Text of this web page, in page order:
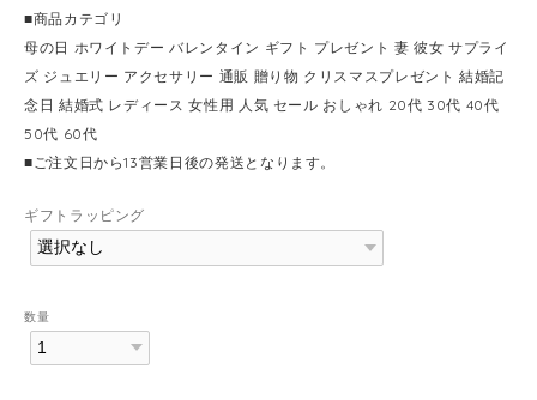
■商品カテゴリ
母の日 ホワイトデー バレンタイン ギフト プレゼント 妻 彼女 サプライ
ズ ジュエリー アクセサリー 通販 贈り物 クリスマスプレゼント 結婚記
念日 結婚式 レディース 女性用 人気 セール おしゃれ 20代 30代 40代
50代 60代
■ご注文日から13営業日後の発送となります。
ギフトラッピング
数量